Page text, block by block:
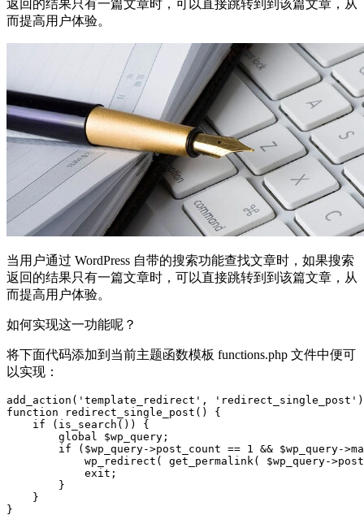
返回的结果只有一篇文章时，可以直接跳转到到该篇文章，从
而提高用户体验。
当用户通过 WordPress 自带的搜索功能查找文章时，如果搜索
返回的结果只有一篇文章时，可以直接跳转到到该篇文章，从
而提高用户体验。
如何实现这一功能呢？
将下面代码添加到当前主题函数模板 functions.php 文件中便可
以实现：
add_action('template_redirect',
function redirect_single_post() {
    if (is_search()) {
        global $wp_query;
if ($wp_query->post_count == 1 && $wp_query-
wp_redirect( get_permalink( $wp_query-
            exit;
        }
    }
}